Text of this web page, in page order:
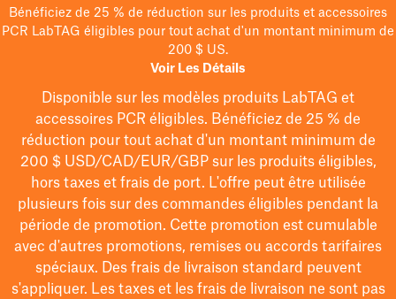
Bénéficiez de 25 % de réduction sur les produits et accessoires
PCR LabTAG éligibles pour tout achat d'un montant minimum de
200 $ US.
Voir Les Détails
Disponible sur les modèles produits LabTAG et
accessoires PCR éligibles. Bénéficiez de 25 % de
réduction pour tout achat d'un montant minimum de
200 $USD/CAD/EUR/GBPsur les produits éligibles,
hors taxes et frais de port. L'offre peut être utilisée
plusieurs fois sur des commandes éligibles pendant la
période de promotion. Cette promotion est cumulable
avec d'autres promotions, remises ou accords tarifaires
spéciaux. Des frais de livraison standard peuvent
s'appliquer. Les taxes et les frais de livraison ne sont pas